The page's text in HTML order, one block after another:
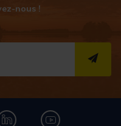
nous !